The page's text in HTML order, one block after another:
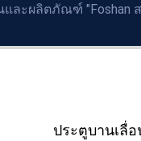
ละผลิตภัณฑ์ "Foshan
ประตูบานเลื่